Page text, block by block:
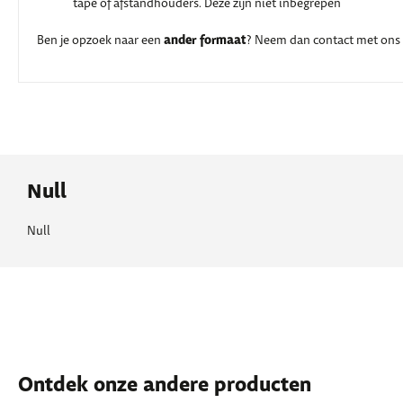
tape of afstandhouders. Deze zijn niet inbegrepen
Ben je opzoek naar een ander formaat? Neem dan contact met ons
Null
Null
Ontdek onze andere producten